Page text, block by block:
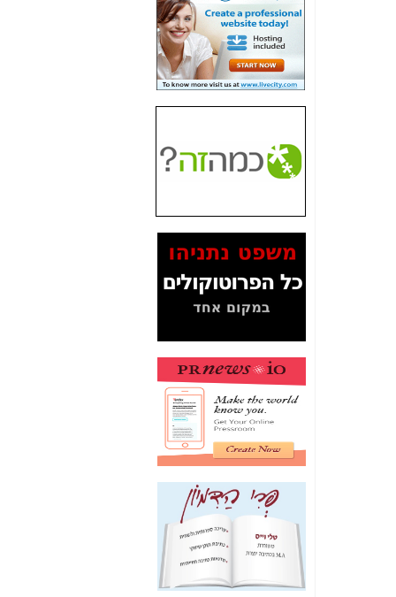
אישר לקבוצת סלקום
בדיוק מה שביבי אישר
כאן
האם השר איוב קרא
היה צריך בכלל לחתום
על האישור, שנתן
האם ביבי וקרא קבלו
בכלל תמורה עבור
המסמכים בנושא בזק-
Yes (תיק 4000)
לאיש הלא נכון! -כאן
עובדות ומסמכים
תקשורת עזר לקב'
כאן
מה מקור ה-Fake
News שהביא לתפירת
תיק לביבי והעלמת
החשודים הנכונים -כאן
אחת הרגליים של "תיק
4000 התפור"
התמוטטה היום
בניצחון (כפול) של בזק
כאן
איך כתבות מפנקות